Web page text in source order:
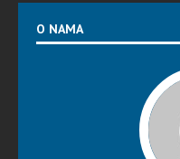
O NAMA